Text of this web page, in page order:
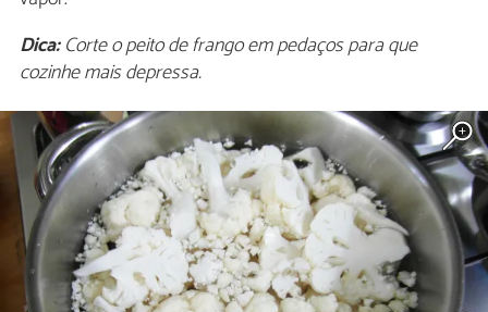
Dica:Corte o peito de frango em pedaços para que
cozinhe mais depressa.